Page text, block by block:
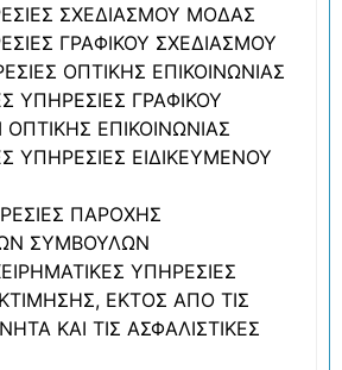
ΣΧΕΔΙΑΣΜΟΥ ΜΟΔΑΣ
ΓΡΑΦΙΚΟΥ ΣΧΕΔΙΑΣΜΟΥ
ΟΠΤΙΚΗΣ ΕΠΙΚΟΙΝΩΝΙΑΣ
ΥΠΗΡΕΣΙΕΣ ΓΡΑΦΙΚΟΥ
ΕΠΙΚΟΙΝΩΝΙΑΣ
ΥΠΗΡΕΣΙΕΣ ΕΙΔΙΚΕΥΜΕΝΟΥ
ΠΑΡΟΧΗΣ
ΣΥΜΒΟΥΛΩΝ
ΥΠΗΡΕΣΙΕΣ
ΕΚΤΟΣ ΑΠΟ ΤΙΣ
ΚΑΙ ΤΙΣ ΑΣΦΑΛΙΣΤΙΚΕΣ